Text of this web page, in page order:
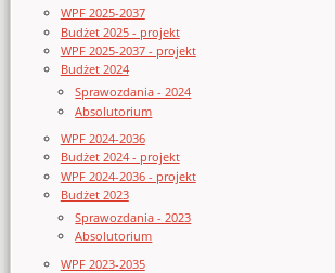
WPF 2025-2037
Budżet 2025 - projekt
WPF 2025-2037 - projekt
Budżet 2024
Sprawozdania - 2024
Absolutorium
WPF 2024-2036
Budżet 2024 - projekt
WPF 2024-2036 - projekt
Budżet 2023
Sprawozdania - 2023
Absolutorium
WPF 2023-2035